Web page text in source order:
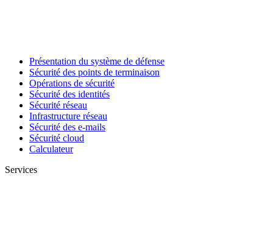
Présentation du système de défense
Sécurité des points de terminaison
Opérations de sécurité
Sécurité des identités
Sécurité réseau
Infrastructure réseau
Sécurité des e-mails
Sécurité cloud
Calculateur
Services